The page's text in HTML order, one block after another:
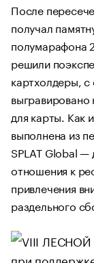
После
получал
полумарафона
решили
картхолдеры,
выгравировано
для карты. Как
выполнена из
SPLAT Global —
отношения к
привлечения
раздельного